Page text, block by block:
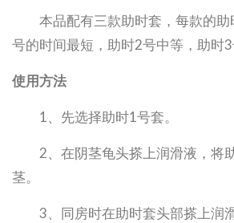
本品配有三款助时套，每款的
号的时间最短，助时2号中等，助时3
使用方法
1、先选择助时1号套。
2、在阴茎龟头搽上润滑液，将
茎。
3、同房时在助时套头部搽上润滑